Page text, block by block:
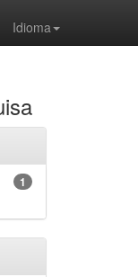
Idioma
1